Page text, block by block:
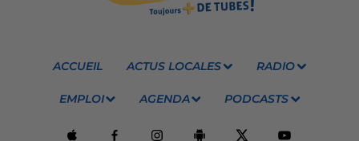
ACCUEIL ACTUS LOCALES RADIO
EMPLOI AGENDA PODCASTS